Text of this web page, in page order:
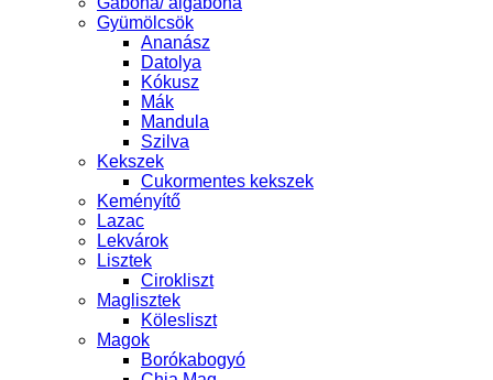
Gyümölcsök
Ananász
Datolya
Kókusz
Mák
Mandula
Szilva
Kekszek
Cukormentes kekszek
Keményítő
Lazac
Lekvárok
Lisztek
Cirokliszt
Maglisztek
Kölesliszt
Magok
Borókabogyó